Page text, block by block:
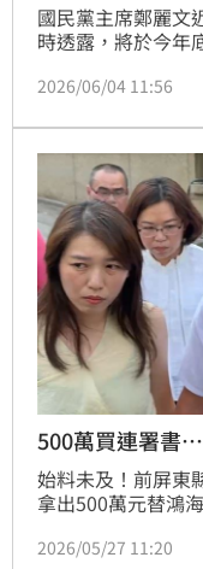
國民黨主席鄭麗文
時透露，將於今年
團幹事長莊瑞雄今
2026/06/04 11:56
500萬買連署書
始料未及！前屏東
拿出500萬元替鴻
判3年2月，未料周
2026/05/27 11:20